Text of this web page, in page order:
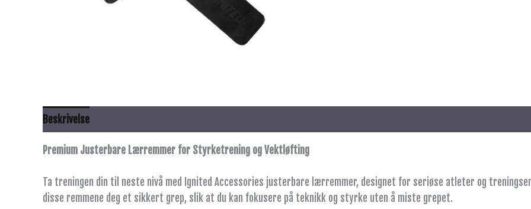
Beskrivelse
Premium Justerbare Lærremmer for Styrketrening og Vektløfting
Ta treningen din til neste nivå med Ignited Accessories justerbare lærremmer, designet for seriøse atleter og
disse remmene deg et sikkert grep, slik at du kan fokusere på teknikk og styrke uten å miste grepet.